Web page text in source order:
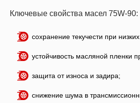
Ключевые свойства масел 75W-90:
сохранение текучести при
устойчивость масляной пленки
защита от износа и задира;
снижение шума в